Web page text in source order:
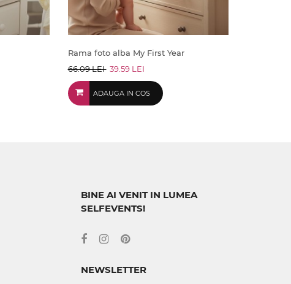
Rama foto alba My First Year
66.09 LEI 39.59 LEI
ADAUGA IN COS
BINE AI VENIT IN LUMEA
SELFEVENTS!
NEWSLETTER